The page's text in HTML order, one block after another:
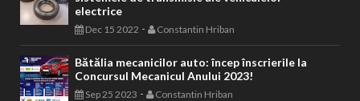
electrice
Dec 15 2022 - Constantin Hriban
Bătălia mecanicilor auto: încep înscrierile la
Concursul Mecanicul Anului 2023!
Sep 25 2023 - Constantin Hriban